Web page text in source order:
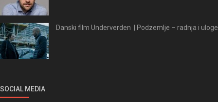
Danski film Underverden | Podzemlje – radnja i uloge
SOCIAL MEDIA